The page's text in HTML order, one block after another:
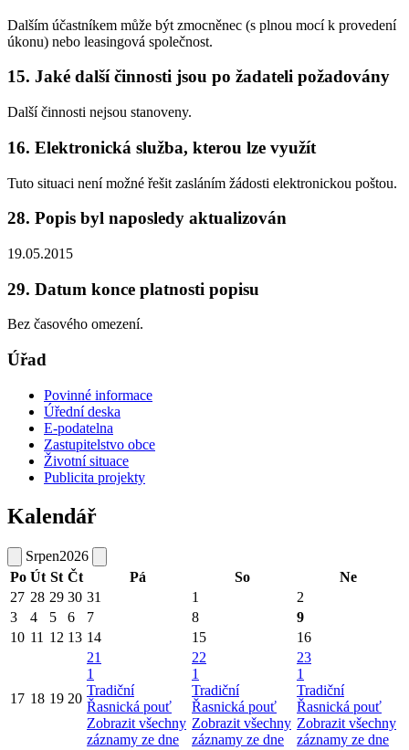
Dalším účastníkem může být zmocněnec (s plnou mocí k provedení
úkonu) nebo leasingová společnost.
15. Jaké další činnosti jsou po žadateli požadovány
Další činnosti nejsou stanoveny.
16. Elektronická služba, kterou lze využít
Tuto situaci není možné řešit zasláním žádosti elektronickou poštou.
28. Popis byl naposledy aktualizován
19.05.2015
29. Datum konce platnosti popisu
Bez časového omezení.
Úřad
Povinné informace
Úřední deska
E-podatelna
Zastupitelstvo obce
Životní situace
Publicita projekty
Kalendář
Srpen2026
Po Út St Čt Pá So
Ne
27 28 29 30 31 1
2
3
4 5 6 7 8
9
10 11 12 13 14 15 16
17 18 19 20
21
1
Tradiční
Řasnická pouť
Zobrazit všechny
záznamy ze dne
22
1
Tradiční
Řasnická pouť
Zobrazit všechny
záznamy ze dne
23
1
Tradiční
Řasnická pouť
Zobrazit všechny
záznamy ze dne